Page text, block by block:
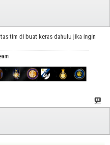
tim di buat keras dahulu jika ingin